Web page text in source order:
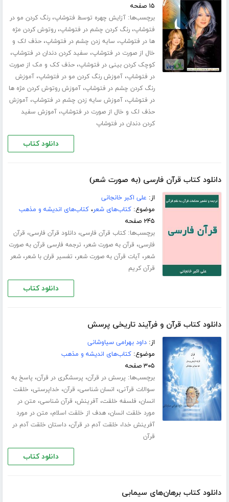
۱۵ صفحه
برچسب‌ها:آزایش چهره توسط فتوشاپ،رنگ کردن مو در
فتوشاپ،رنگ کردن چشم در فتوشاپ،روتوش کردن مژه
ها در فتوشاپ، سایه زدن چشم در فتوشاپ،حذف لک و
خال از صورت در فتوشاپ، سفید کردن دندان در فتوشاپ،
کوچک کردن بینی در فتوشاپ،حذف کک و مک از صورت
در فتوشاپ،آموزش رنگ کردن مو در فتوشاپ،آموزش
رنگ کردن چشم در فتوشاپ،آموزش روتوش کردن مژه ها
در فتوشاپ،آموزش سایه زدن چشم در فتوشاپ،آموزش
حذف لک و خال از صورت در فتوشاپ،آموزش سفید
کردن دندان در فتوشاپ
دانلود کتاب
دانلود کتاب قرآن فارسی (به صورت شعر)
از: علی اکبر خانجانی
موضوع:کتاب‌های شعر،کتاب‌های اندیشه و مذهب
۲۴۵ صفحه
برچسب‌ها:کتاب قرآن فارسی،دانلود قرآن فارسی، قرآن
فارسی، قرآن به صورت شعر، ترجمه فارسی قرآن به صورت
شعر،آیات قرآن به صورت شعر، تفسیر قران با شعر،شعر
قرآن کریم
دانلود کتاب
دانلود کتاب قرآن و فرآیند تاریخی پرسش
از:داود بهرامی سیاوشانی
موضوع:کتاب‌های اندیشه و مذهب
۳۰۵ صفحه
برچسب‌ها: پرسش در قرآن، پرسشگری در قرآن، پاسخ به
سوالات قرآنی، انسان شناسی، قرآن، خداپرستی، خلقت
انسان، فلسفه خلقت،آفرینش، قرآن شناسی، متن در
مورد خلقت انسان،هدف از خلقت اسلام، متن در مورد
آفرینش خدا، خلقت آدم در قرآن،داستان خلقت آدم در
قرآن
دانلود کتاب
دانلود کتاب برهان‌های سیمابی